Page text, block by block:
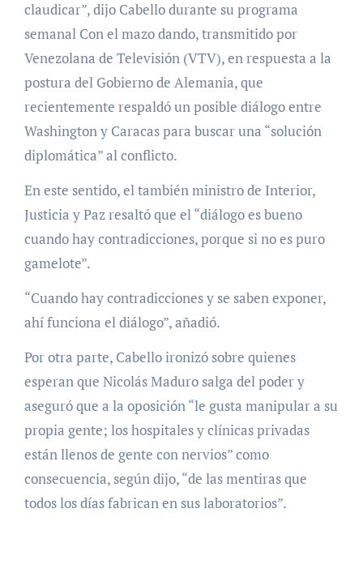
claudicar”, dijo Cabello durante su programa
semanal Con el mazo dando, transmitido por
Venezolana de Televisión (VTV), en respuesta a la
postura del Gobierno de Alemania, que
recientemente respaldó un posible diálogo entre
Washington y Caracas para buscar una “solución
diplomática” al conflicto.
En este sentido, el también ministro de Interior,
Justicia y Paz resaltó que el “diálogo es bueno
cuando hay contradicciones, porque si no es puro
gamelote”.
“Cuando hay contradicciones y se saben exponer,
ahí funciona el diálogo”, añadió.
Por otra parte, Cabello ironizó sobre quienes
esperan que Nicolás Maduro salga del poder y
aseguró que a la oposición “le gusta manipular a su
propia gente; los hospitales y clínicas privadas
están llenos de gente con nervios” como
consecuencia, según dijo, “de las mentiras que
todos los días fabrican en sus laboratorios”.